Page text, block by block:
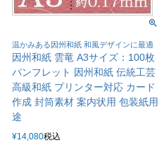
温かみある因州和紙 和風デザインに最適
因州和紙 雲竜 A3サイズ：100枚
パンフレット 因州和紙 伝統工芸
高級和紙 プリンター対応 カード
作成 封筒素材 案内状用 包装紙用
途
¥14,080税込